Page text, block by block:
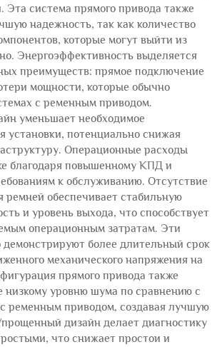
Эта система прямого привода также
надежность, так как количество
которые могут выйти из
Энергоэффективность выделяется
преимуществ: прямое подключение
мощности, которые обычно
с ременным приводом.
уменьшает необходимое
установки, потенциально снижая
Операционные расходы
благодаря повышенному КПД и
к обслуживанию. Отсутствие
ремней обеспечивает стабильную
и уровень выхода, что способствует
операционным затратам. Эти
демонстрируют более длительный срок
механического напряжения на
прямого привода также
низкому уровню шума по сравнению с
ременным приводом, создавая лучшую
дизайн делает диагностику
что снижает простои и